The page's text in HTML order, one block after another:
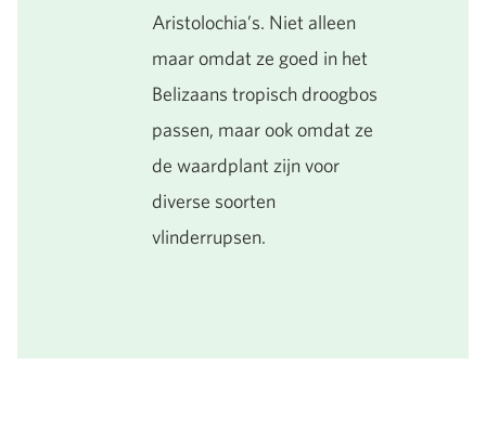
Aristolochia’s. Niet alleen
maar omdat ze goed in het
Belizaans tropisch droogbos
passen, maar ook omdat ze
de waardplant zijn voor
diverse soorten
vlinderrupsen.